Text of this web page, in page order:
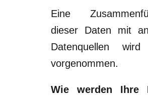
Eine
dieser Daten mit
Datenquellen
vorgenommen.
Wie werden Ihre